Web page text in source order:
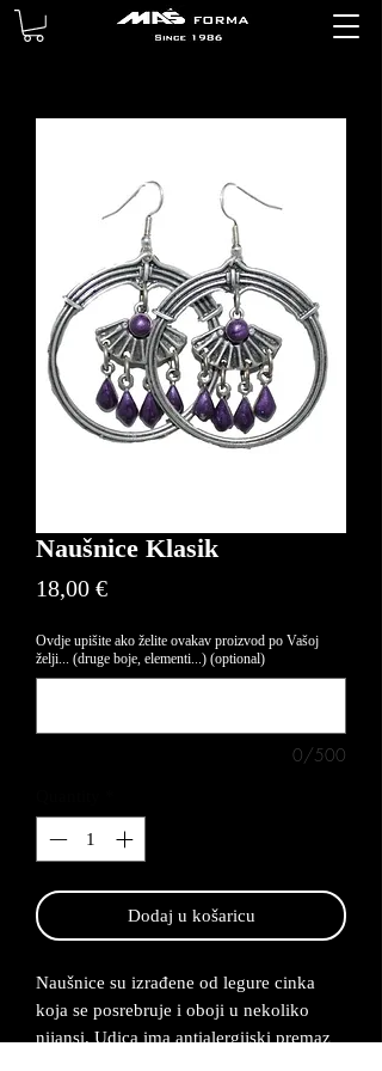
Naušnice Klasik
18,00 €Price
Ovdje upišite ako želite ovakav proizvod po Vašoj
želji... (druge boje, elementi...) (optional)
0/500
Dodaj u košaricu
Naušnice su izrađene od legure cinka
koja se posrebruje i oboji u nekoliko
nijansi. Udica ima antialergijski premaz